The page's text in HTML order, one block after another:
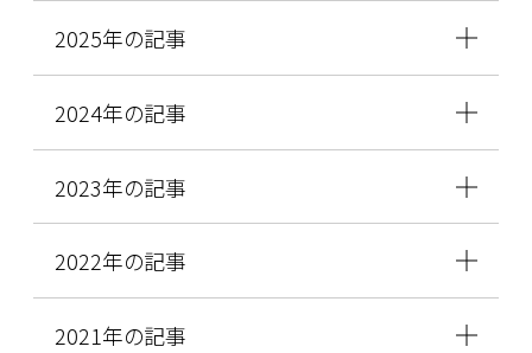
2025年の記事
2024年の記事
2023年の記事
2022年の記事
2021年の記事